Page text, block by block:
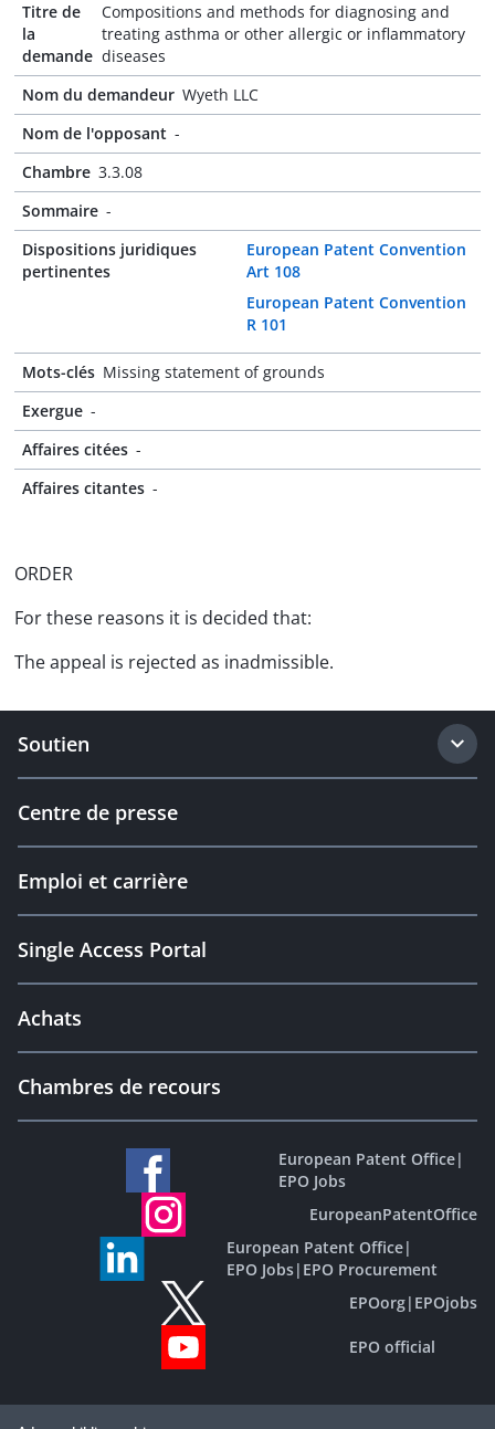
Titre de
la
demande
Compositions and methods for diagnosing and
treating asthma or other allergic or inflammatory
diseases
Nom du demandeur Wyeth LLC
Nom de l'opposant -
Chambre 3.3.08
Sommaire -
Dispositions juridiques
pertinentes
European Patent Convention
Art 108
European Patent Convention
R 101
Mots-clés Missing statement of grounds
Exergue -
Affaires citées -
Affaires citantes -
ORDER
For these reasons it is decided that:
The appeal is rejected as inadmissible.
Soutien
Centre de presse
Emploi et carrière
Single Access Portal
Achats
Chambres de recours
European Patent Office|
EPO Jobs
EuropeanPatentOffice
European Patent Office|
EPO Jobs| EPO Procurement
EPOorg| EPOjobs
EPO official